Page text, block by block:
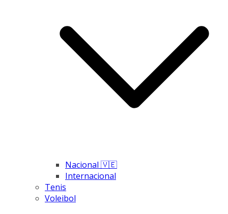
Nacional 🇻🇪
Internacional
Tenis
Voleibol